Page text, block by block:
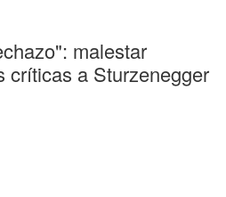
malestar
críticas a Sturzenegger